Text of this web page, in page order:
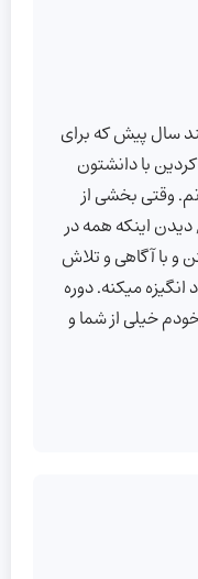
سال پیش که برای
با دانشتون
وقتی بخشی از
دیدن اینکه همه در
با آگاهی و تلاش
میکنه. دوره
خیلی از شما و